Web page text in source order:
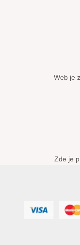
Web je
Zde je